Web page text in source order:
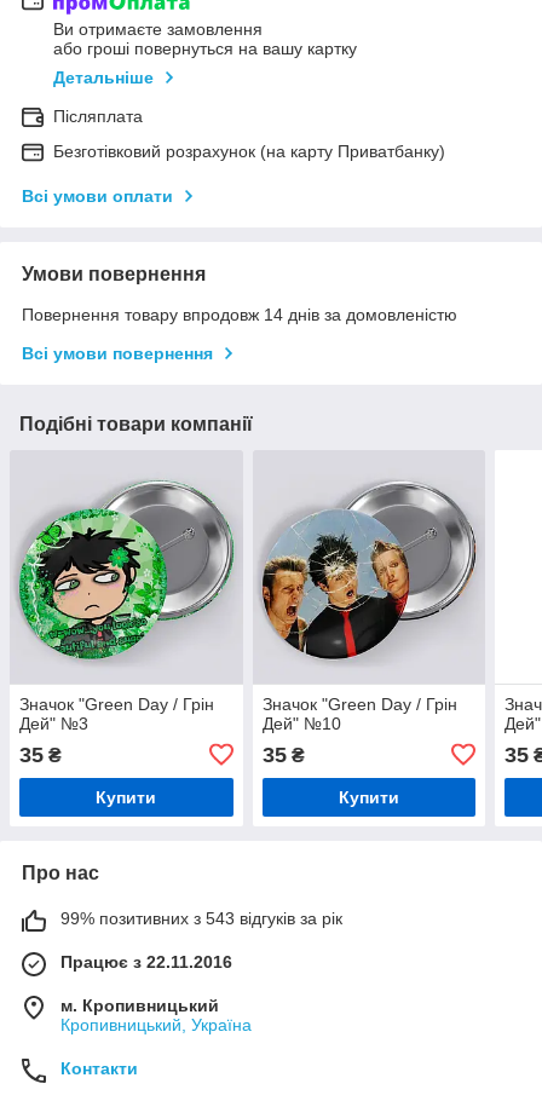
Ви отримаєте замовлення
або гроші повернуться на вашу картку
Детальніше
Післяплата
Безготівковий розрахунок (на карту Приватбанку)
Всі умови оплати
Умови повернення
Повернення товару впродовж 14 днів за домовленістю
Всі умови повернення
Подібні товари компанії
Значок "Green Day / Грін
Дей" №3
35 ₴
Купити
Значок "Green Day / Грін
Дей" №10
35₴
Купити
35
Про нас
99% позитивних з 543 відгуків за рік
Працює з 22.11.2016
м. Кропивницький
Кропивницький, Україна
Контакти